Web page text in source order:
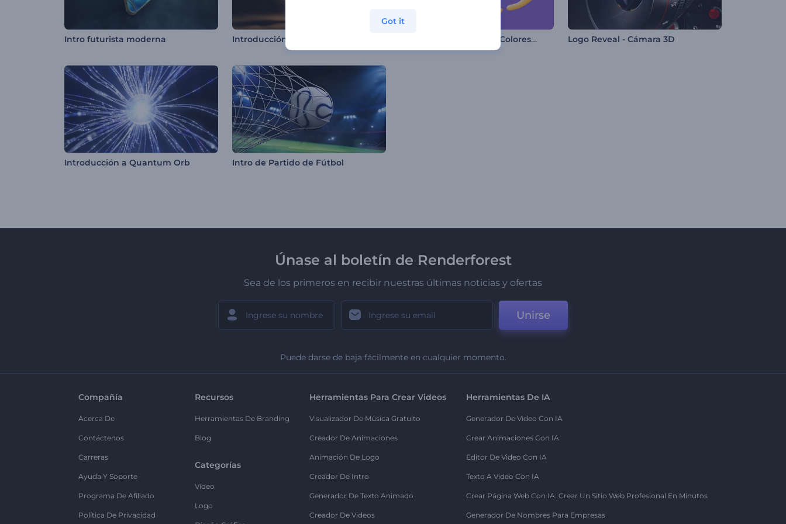
Intro futurista moderna Logo - Salpicaduras de Colores Granuladas Logo Reveal - Cámara 3D
Introducción a Quantum Orb Intro de Partido de Fútbol
Únase al boletín de Renderforest
Sea de los primeros en recibir nuestras últimas noticias y ofertas
Unirse
Puede darse de baja fácilmente en cualquier momento.
Compañía
Acerca De
Contáctenos
Carreras
Ayuda Y Soporte
Programa De Afiliado
Política De Privacidad
Recursos
Herramientas De Branding
Blog
Categorías
Vídeo
Logo
Herramientas Para Crear Videos
Visualizador De Música Gratuito
Creador De Animaciones
Animación De Logo
Creador De Intro
Generador De Texto Animado
Creador De Videos
Herramientas De IA
Generador De Video Con IA
Crear Animaciones Con IA
Editor De Video Con IA
Texto A Video Con IA
Crear Página Web Con IA: Crear Un Sitio Web Profesional En Minutos
Generador De Nombres Para Empresas
Got it